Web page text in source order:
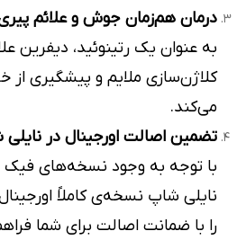
درمان هم‌زمان جوش و علائم
به عنوان یک رتینوئید، دیفرین
کلاژن‌سازی ملایم و پیشگیری از
می‌کند.
تضمین اصالت اورجینال در
با توجه به وجود نسخه‌های فیک
نایلی شاپ نسخه‌ی کاملاً
را با ضمانت اصالت برای شما